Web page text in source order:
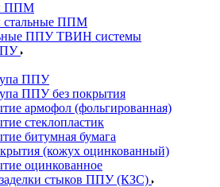
ППМ
стальные ППМ
ППУ ТВИН системы
ППУ
ППУ без покрытия
армофол (фольгированная)
стеклопластик
битумная бумага
(кожух оцинкованный)
оцинкованное
стыков ППУ (КЗС)